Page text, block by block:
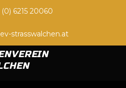
6215 20060
strasswalchen.at